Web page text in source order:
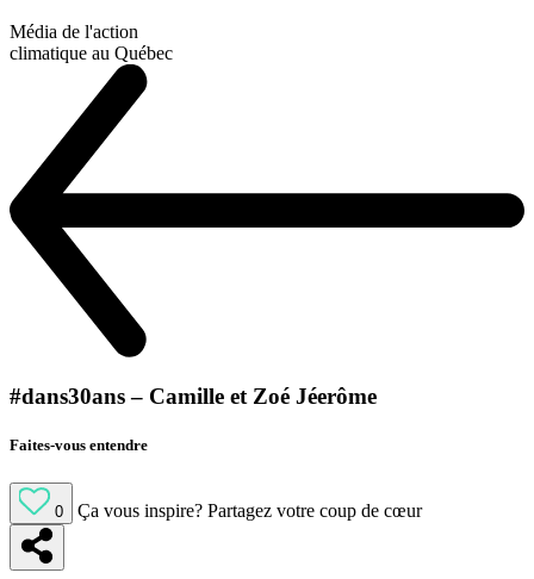
Média de l'action
climatique au Québec
#dans30ans – Camille et Zoé Jéerôme
Faites-vous entendre
0 Ça vous inspire? Partagez votre coup de cœur